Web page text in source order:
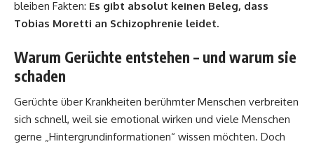
bleiben Fakten: Es gibt absolut keinen Beleg, dass
Tobias Moretti an Schizophrenie leidet.
Warum Gerüchte entstehen – und warum sie
schaden
Gerüchte über Krankheiten berühmter Menschen verbreiten
sich schnell, weil sie emotional wirken und viele Menschen
gerne „Hintergrundinformationen“ wissen möchten. Doch